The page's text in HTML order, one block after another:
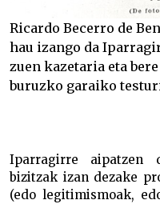
Ricardo Becerro de
hau izango da
zuen kazetaria eta
buruzko garaiko
Iparragirre aipatzen
bizitzak izan dezake
(edo legitimismoak,